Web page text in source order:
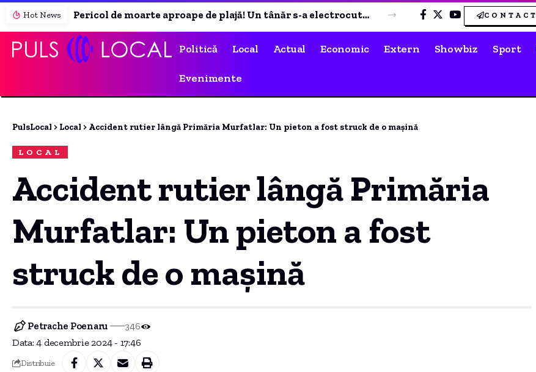
Hot News
Pericol de moarte aproape de plajă! Un tânăr s-a electrocutat atingând un stâlp de iluminat. Handbaliștii de la CSM Constanța au câștigat și al doilea meci amical împotriva Stelei București CONTACT
Politică Local Actual Economic Extern Showbiz Sport
Evenimente
PulsLocal > Local > Accident rutier lângă Primăria Murfatlar: Un pieton a fost struck de o mașină
LOCAL
Accident rutier lângă Primăria
Murfatlar: Un pieton a fost
struck de o mașină
Data: 4 decembrie 2024 - 17:46
Petrache Poenaru 346
Distribuie